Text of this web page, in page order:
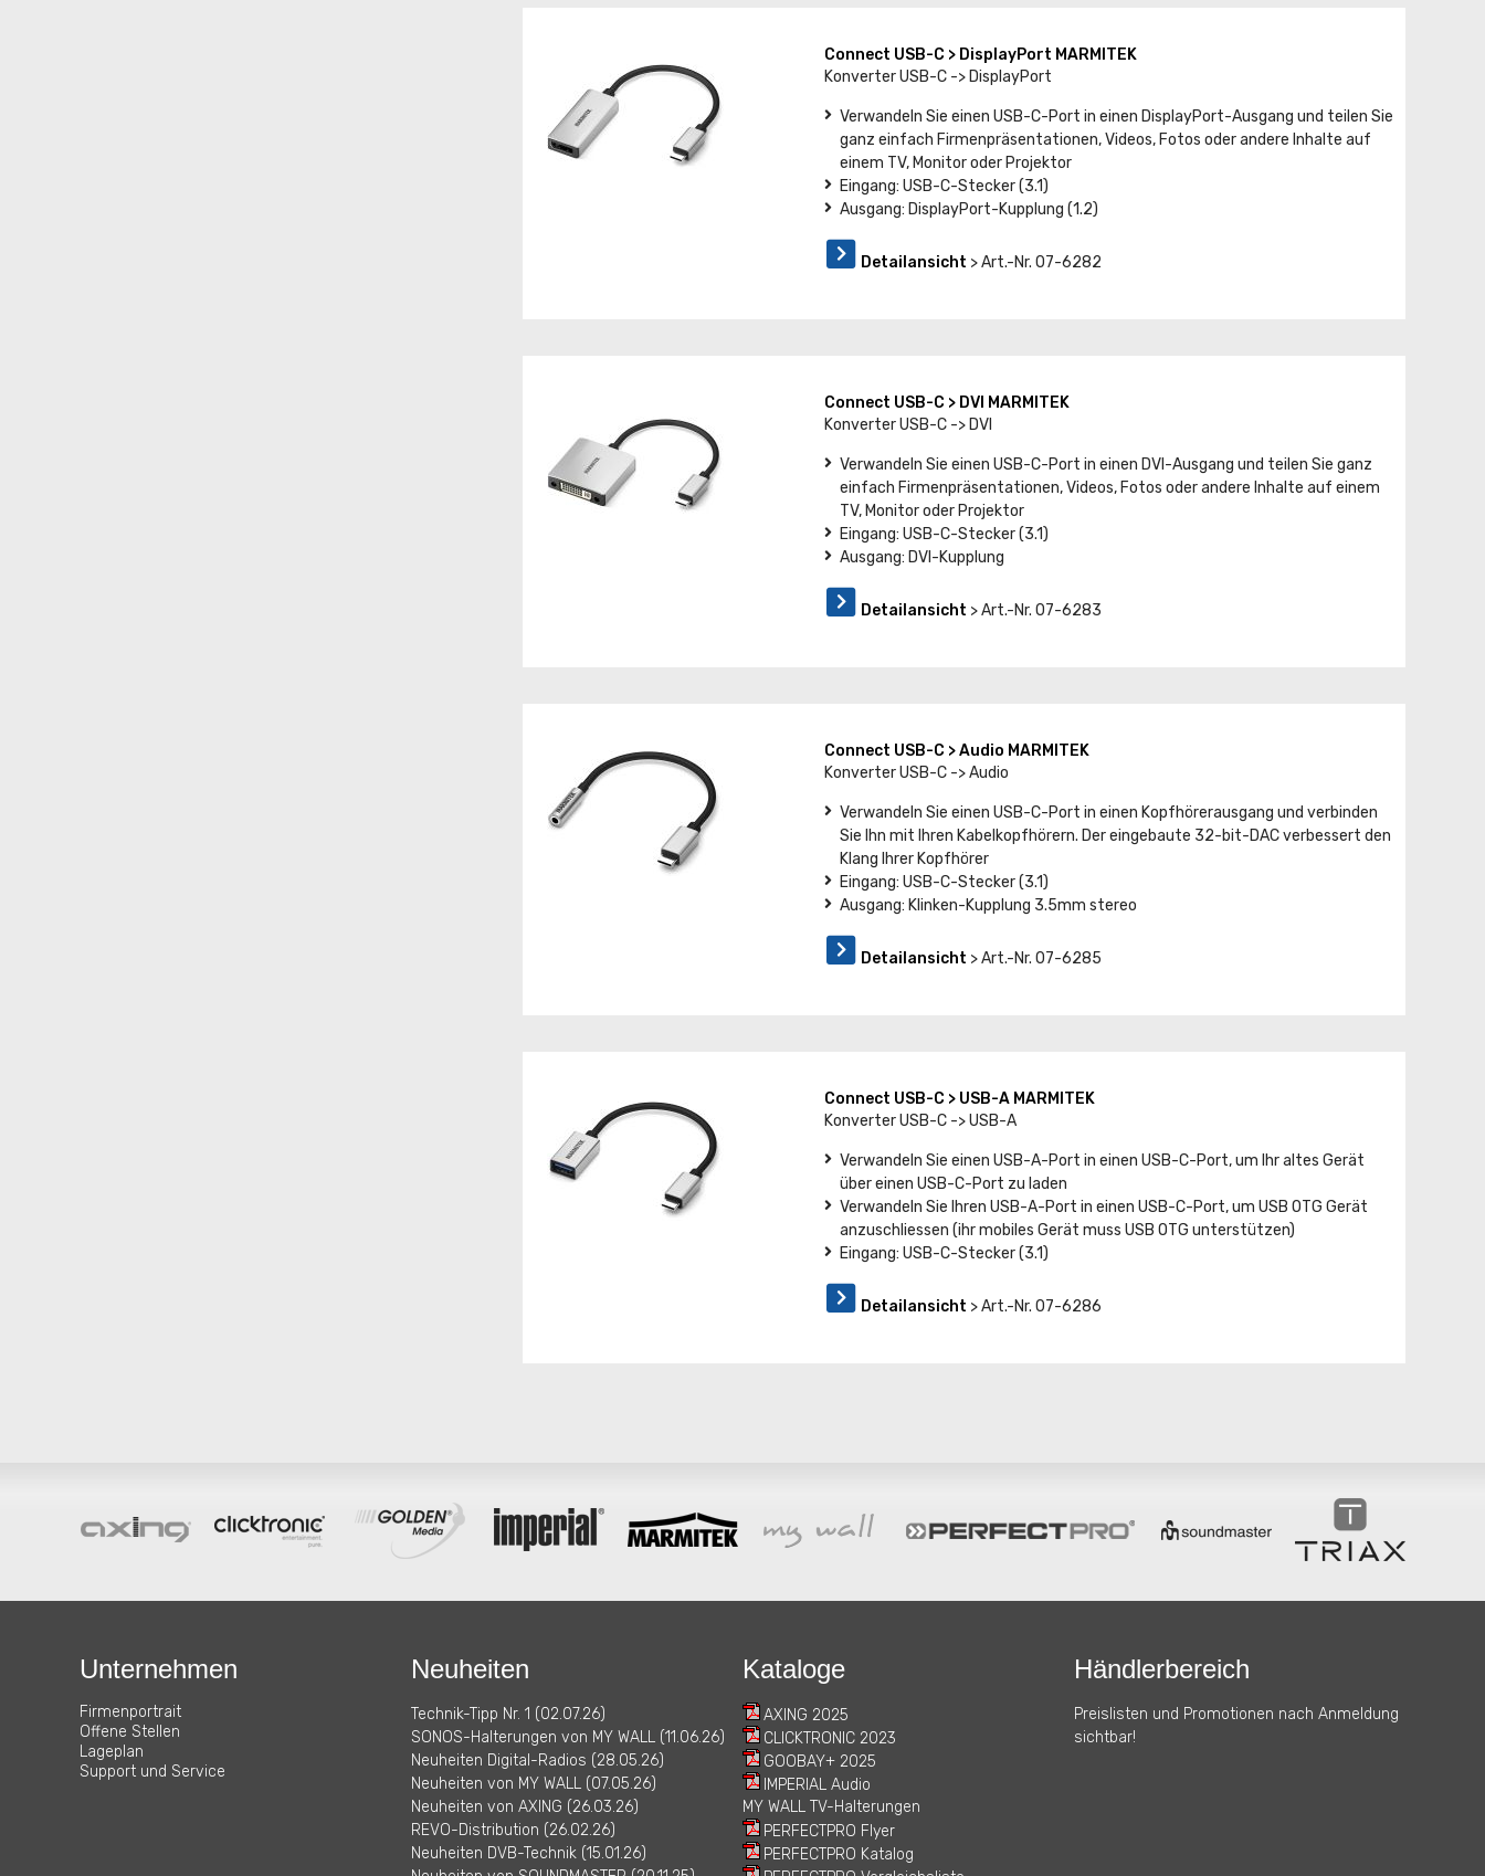
Connect USB-C > DisplayPort MARMITEK
Konverter USB-C -> DisplayPort
Verwandeln Sie einen USB-C-Port in einen DisplayPort-Ausgang und teilen Sie
ganz einfach Firmenpräsentationen, Videos, Fotos oder andere Inhalte auf
einem TV, Monitor oder Projektor
Eingang: USB-C-Stecker (3.1)
Ausgang: DisplayPort-Kupplung (1.2)
Detailansicht > Art.-Nr. 07-6282
Connect USB-C > DVI MARMITEK
Konverter USB-C -> DVI
Verwandeln Sie einen USB-C-Port in einen DVI-Ausgang und teilen Sie ganz
einfach Firmenpräsentationen, Videos, Fotos oder andere Inhalte auf einem
TV, Monitor oder Projektor
Eingang: USB-C-Stecker (3.1)
Ausgang: DVI-Kupplung
Detailansicht > Art.-Nr. 07-6283
Connect USB-C > Audio MARMITEK
Konverter USB-C -> Audio
Verwandeln Sie einen USB-C-Port in einen Kopfhörerausgang und verbinden
Sie Ihn mit Ihren Kabelkopfhörern. Der eingebaute 32-bit-DAC verbessert den
Klang Ihrer Kopfhörer
Eingang: USB-C-Stecker (3.1)
Ausgang: Klinken-Kupplung 3.5mm stereo
Detailansicht > Art.-Nr. 07-6285
Connect USB-C > USB-A MARMITEK
Konverter USB-C -> USB-A
Verwandeln Sie einen USB-A-Port in einen USB-C-Port, um Ihr altes Gerät
über einen USB-C-Port zu laden
Verwandeln Sie Ihren USB-A-Port in einen USB-C-Port, um USB OTG Gerät
anzuschliessen (ihr mobiles Gerät muss USB OTG unterstützen)
Eingang: USB-C-Stecker (3.1)
Detailansicht > Art.-Nr. 07-6286
Unternehmen
Firmenportrait
Offene Stellen
Lageplan
Support und Service
Neuheiten
Technik-Tipp Nr. 1 (02.07.26)
SONOS-Halterungen von MY WALL (11.06.26)
Neuheiten Digital-Radios (28.05.26)
Neuheiten von MY WALL (07.05.26)
Neuheiten von AXING (26.03.26)
REVO-Distribution (26.02.26)
Neuheiten DVB-Technik (15.01.26)
Kataloge
AXING 2025
CLICKTRONIC 2023
GOOBAY+ 2025
IMPERIAL Audio
MY WALL TV-Halterungen
PERFECTPRO Flyer
PERFECTPRO Katalog
Händlerbereich
Preislisten und Promotionen nach Anmeldung
sichtbar!